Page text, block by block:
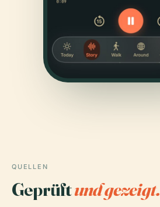
QUELLEN
Geprüftund gezeigt.